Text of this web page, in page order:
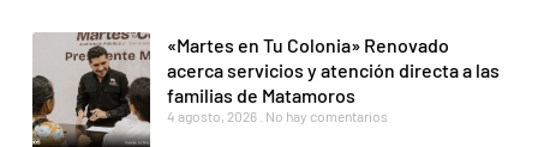
«Martes en Tu Colonia» Renovado
acerca servicios y atención directa a las
familias de Matamoros
4 agosto, 2026 No hay comentarios